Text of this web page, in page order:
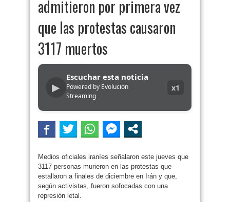
admitieron por primera vez
que las protestas causaron
3117 muertos
▶
Escuchar esta noticia
Powered by Evolucion
Streaming
x1
Medios oficiales iraníes señalaron este jueves que
3117 personas murieron en las protestas que
estallaron a finales de diciembre en Irán y que,
según activistas, fueron sofocadas con una
represión letal.